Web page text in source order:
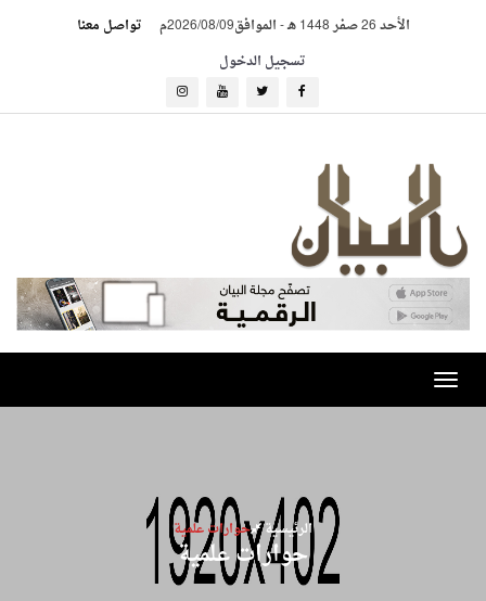
الأحد 26 صفر 1448 هـ -الموافق2026/08/09م
تواصل معنا
تسجيل الدخول
Toggle
navigation
الرئيسية حوارات علمية
حوارات علمية